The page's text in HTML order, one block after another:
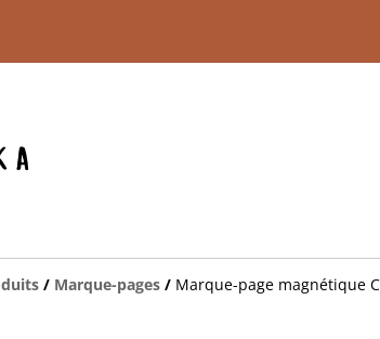
/ Marque-pages / Marque-page magnétique